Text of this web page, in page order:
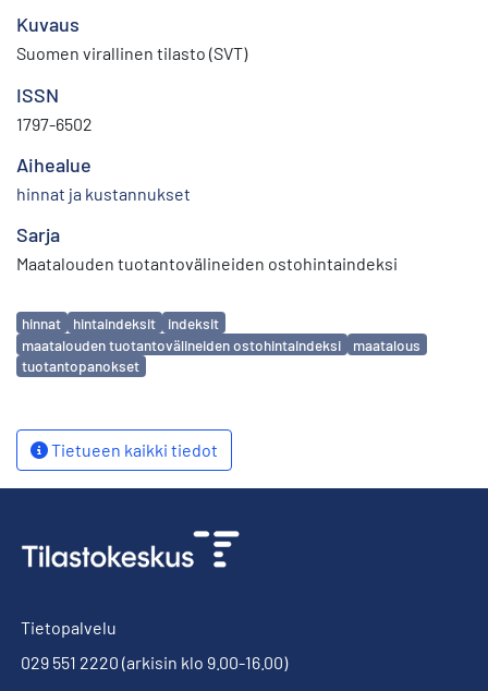
Kuvaus
Suomen virallinen tilasto (SVT)
ISSN
1797-6502
Aihealue
hinnat ja kustannukset
Sarja
Maatalouden tuotantovälineiden ostohintaindeksi
Avainsanat
hinnat hintaindeksit
indeksit
maatalouden tuotantovälineiden ostohintaindeksi
maatalous
tuotantopanokset
Tietueen kaikki tiedot
Tietopalvelu
029 551 2220 (arkisin klo 9.00-16.00)